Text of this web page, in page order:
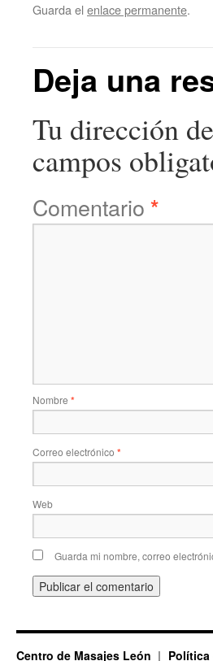
Guarda el enlace permanente.
Deja una
Tu dirección
campos
Comentario *
Nombre *
Correo electrónico *
Web
Guarda mi nombre, correo
Centro de Masajes León Política